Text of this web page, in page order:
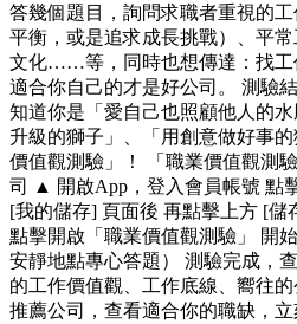
答幾個題目，詢問求職者重視的
平衡，或是追求成長挑戰）、平
文化……等，同時也想傳達：找工
適合你自己的才是好公司。 測驗
知道你是「愛自己也照顧他人的
升級的獅子」、「用創意做好事
價值觀測驗」！ 「職業價值觀測
司 ▲ 開啟App，登入會員帳號 點
[我的儲存] 頁面後 再點擊上方 [儲
點擊開啟「職業價值觀測驗」 開
安靜地點專心答題） 測驗完成，
的工作價值觀、工作底線、嚮往
推薦公司，查看適合你的職缺，